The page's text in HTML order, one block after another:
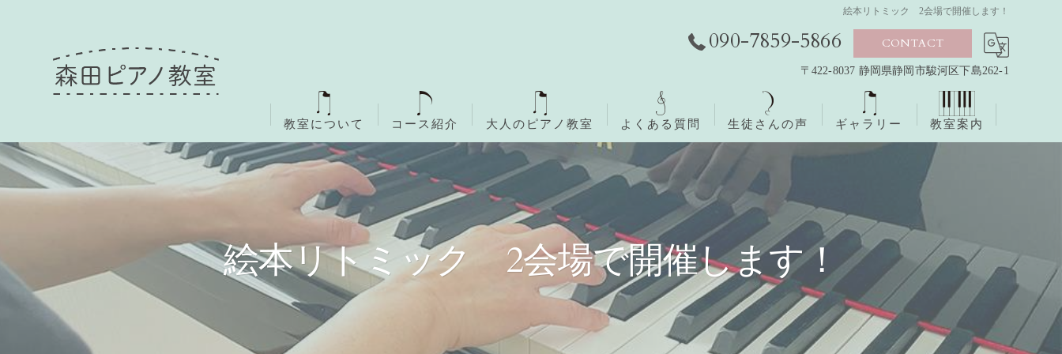
絵本リトミック 2会場で開催します！
090-7859-5866 CONTACT
〒422-8037 静岡県静岡市駿河区下島262-1
教室について コース紹介
無料体験レッスン
ご入会までの流れ
大人のピアノ教室 よくある質問 生徒さんの声 ギャラリー 教室案内
絵本リトミック 2会場で開催します！